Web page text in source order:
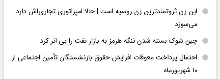
این زن ثروتمندترین زن روسیه است | حالا امپراتوری تجاری‌اش دارد
می‌سوزد
چین شوک بسته‌ شدن تنگه هرمز به بازار نفت را بی‌ اثر کرد
احتمال پرداخت معوقات افزایش حقوق بازنشستگان تأمین اجتماعی از
۱۰ شهریورماه